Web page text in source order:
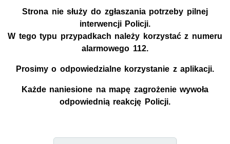
Strona nie służy do zgłaszania potrzeby pilnej
interwencji Policji.
W tego typu przypadkach należy korzystać z numeru
alarmowego 112.
Prosimy o odpowiedzialne korzystanie z aplikacji.
Każde naniesione na mapę zagrożenie wywoła
odpowiednią reakcję Policji.